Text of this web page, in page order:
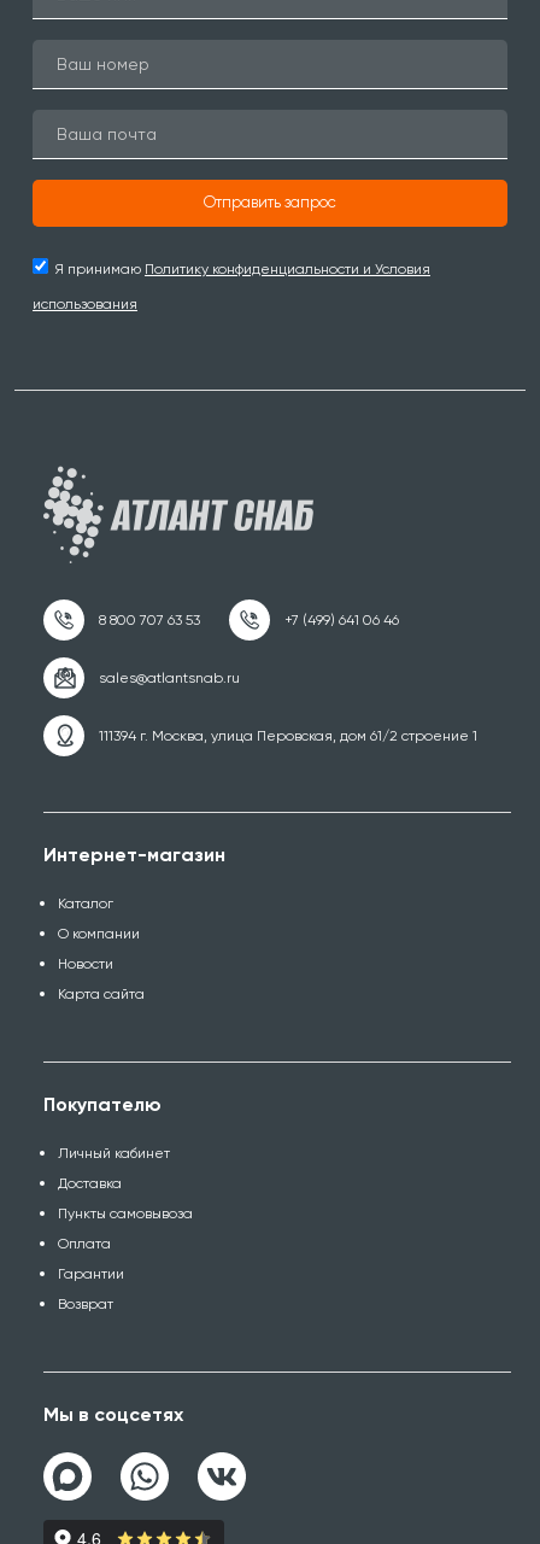
Отправить запрос
Я принимаю Политику конфиденциальности и Условия
использования
111394 г. Москва, улица Перовская, дом 61/2 строение 1
Интернет-магазин
Каталог
О компании
Новости
Карта сайта
Покупателю
Личный кабинет
Доставка
Пункты самовывоза
Оплата
Гарантии
Возврат
Мы в соцсетях